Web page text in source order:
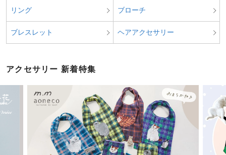
アクセサリー 新着特集
リング ブローチ
ブレスレット ヘアアクセサリー